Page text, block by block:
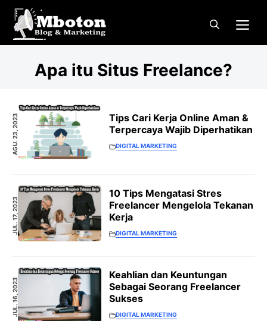
Langsung
Apa itu Situs Freelance?
AGU. 23, 2023
Tips Cari Kerja Online Aman &
Terpercaya Wajib Diperhatikan
DIGITAL MARKETING
JUL. 17, 2023
10 Tips Mengatasi Stres
Freelancer Mengelola Tekanan
Kerja
DIGITAL MARKETING
JUL. 16, 2023
Keahlian dan Keuntungan
Sebagai Seorang Freelancer
Sukses
DIGITAL MARKETING